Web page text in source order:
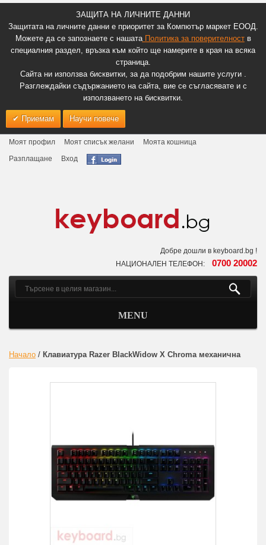
ЗАЩИТА НА ЛИЧНИТЕ ДАННИ
Защитата на личните данни е приоритет за Компютър маркет ЕООД.
Можете да се запознаете с нашатаПолитика за поверителноств
специалния раздел, връзка към който ще намерите в края на всяка
страница.
Сайта ни използва бисквитки, за да подобрим нашите услуги .
Разглеждайки съдържанието на сайта, вие се съгласявате и с
използването на бисквитки.
Приемам Научи повече
Моят профил Моят списък желани
Моята кошница
Разплащане
Вход
Добре дошли в keyboard.bg !
НАЦИОНАЛЕН ТЕЛЕФОН: 0700 20002
MENU
Начало / Клавиатура Razer BlackWidow X Chroma механична